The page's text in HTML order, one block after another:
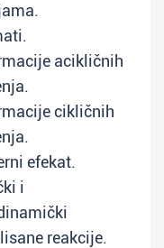
acikličnih
cikličnih
efekat.
i
reakcije.